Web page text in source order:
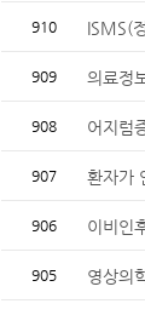
910 ISMS(
909 의료정
908 어지럼
907 환자가
906 이비인
905 영상의